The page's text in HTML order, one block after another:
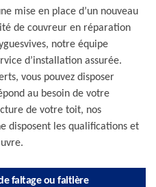
mise en place d’un nouveau
de couvreur en réparation
notre équipe
d’installation assurée.
vous pouvez disposer
au besoin de votre
de votre toit, nos
disposent les qualifications et
faitage ou faitière